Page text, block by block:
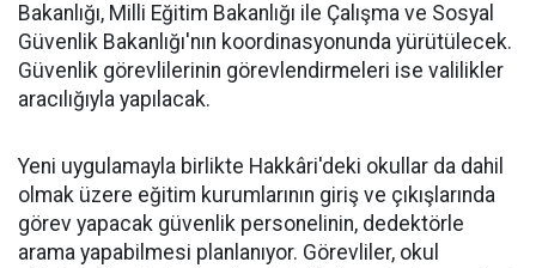
Bakanlığı, Milli Eğitim Bakanlığı ile Çalışma ve Sosyal
Güvenlik Bakanlığı'nın koordinasyonunda yürütülecek.
Güvenlik görevlilerinin görevlendirmeleri ise valilikler
aracılığıyla yapılacak.
Yeni uygulamayla birlikte Hakkâri'deki okullar da dahil
olmak üzere eğitim kurumlarının giriş ve çıkışlarında
görev yapacak güvenlik personelinin, dedektörle
arama yapabilmesi planlanıyor. Görevliler, okul